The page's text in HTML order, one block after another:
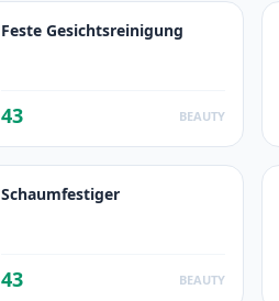
Feste Gesichtsreinigung
43 BEAUTY
Schaumfestiger
43 BEAUTY